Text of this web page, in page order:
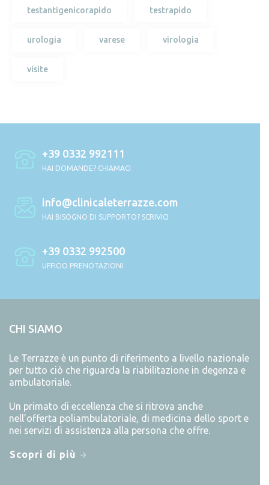
testantigenicorapido testrapido
urologia varese virologia
visite
+39 0332 992111
HAI DOMANDE? CHIAMACI
info@clinicaleterrazze.com
HAI BISOGNO DI SUPPORTO? SCRIVICI
+39 0332 992500
UFFICIO PRENOTAZIONI
CHI SIAMO
Le Terrazze è un punto di riferimento a livello nazionale
per tutto ciò che riguarda la riabilitazione in degenza e
ambulatoriale.
Un primato di eccellenza che si ritrova anche
nell’offerta poliambulatoriale, di medicina dello sport e
nei servizi di assistenza alla persona che offre.
Scopri di più